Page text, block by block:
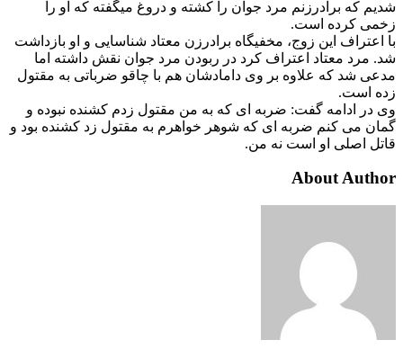
شدیم که برادرزنم مرد جوان را کشته و دروغ میگفته که او را
زخمی کرده است.
با اعتراف این زوج، مخفیگاه برادرزن معتاد شناسایی و او بازداشت
شد. مرد معتاد اعتراف کرد در ربودن مرد جوان نقش داشته اما
مدعی شد که علاوه بر وی دامادشان هم با چاقو ضرباتی به مقتول
زده است.
وی در ادامه گفت: ضربه ای که به من مقتول زدم کشنده نبوده و
گمان می کنم ضربه ای که شوهر خواهرم به مقتول زد کشنده بود و
قاتل اصلی او است نه من.
About Author